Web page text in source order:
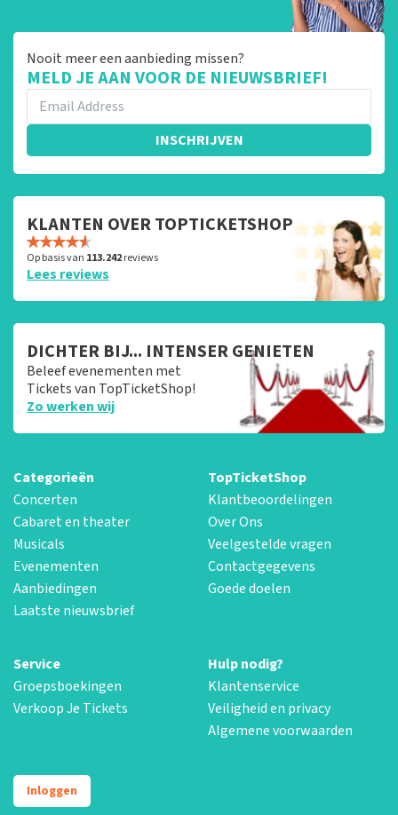
Nooit meer een aanbieding missen?
MELD JE AAN VOOR DE NIEUWSBRIEF!
INSCHRIJVEN
KLANTEN OVER TOPTICKETSHOP
Op basis van 113.242reviews
Lees reviews
DICHTER BIJ... INTENSER GENIETEN
Beleef evenementen met
Tickets van TopTicketShop!
Zo werken wij
Categorieën
Concerten
Cabaret en theater
Musicals
Evenementen
Aanbiedingen
Laatste nieuwsbrief
TopTicketShop
Klantbeoordelingen
Over Ons
Veelgestelde vragen
Contactgegevens
Goede doelen
Service
Groepsboekingen
Verkoop Je Tickets
Hulp nodig?
Klantenservice
Veiligheid en privacy
Algemene voorwaarden
Inloggen